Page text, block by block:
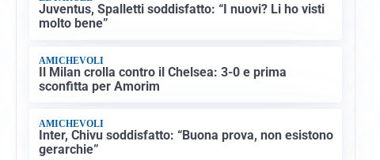
Juventus, Spalletti soddisfatto: “I nuovi? Li ho visti
molto bene”
AMICHEVOLI
Il Milan crolla contro il Chelsea: 3-0 e prima
sconfitta per Amorim
AMICHEVOLI
Inter, Chivu soddisfatto: “Buona prova, non esistono
gerarchie”